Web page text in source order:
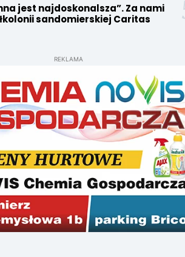
jest najdoskonalsza”. Za nami
sandomierskiej Caritas
REKLAMA